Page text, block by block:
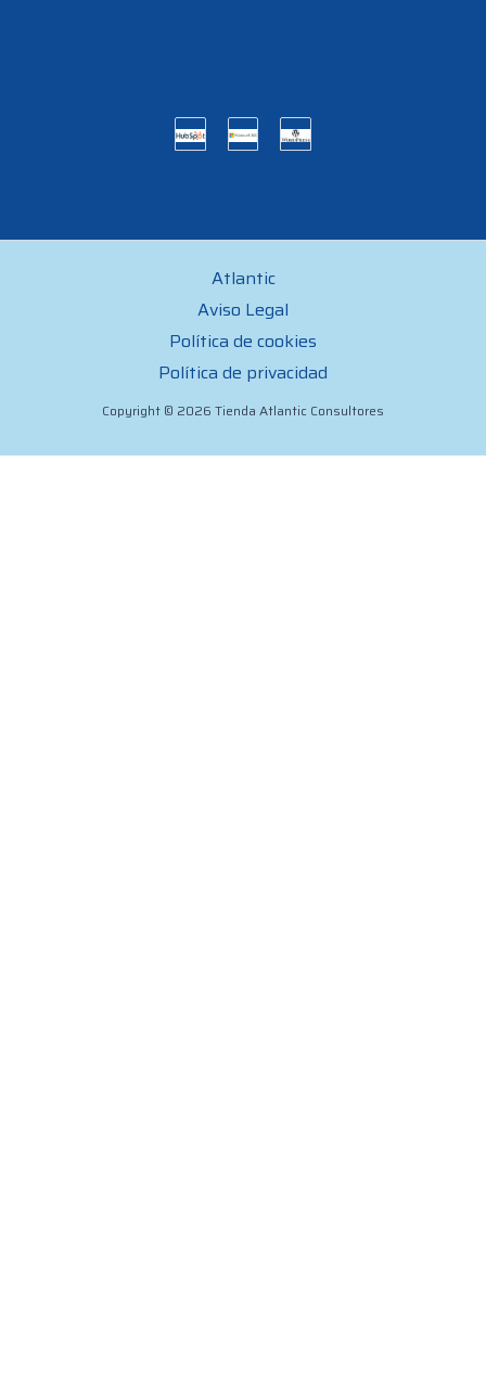
Atlantic
Aviso Legal
Política de cookies
Política de privacidad
Copyright © 2026 Tienda Atlantic Consultores